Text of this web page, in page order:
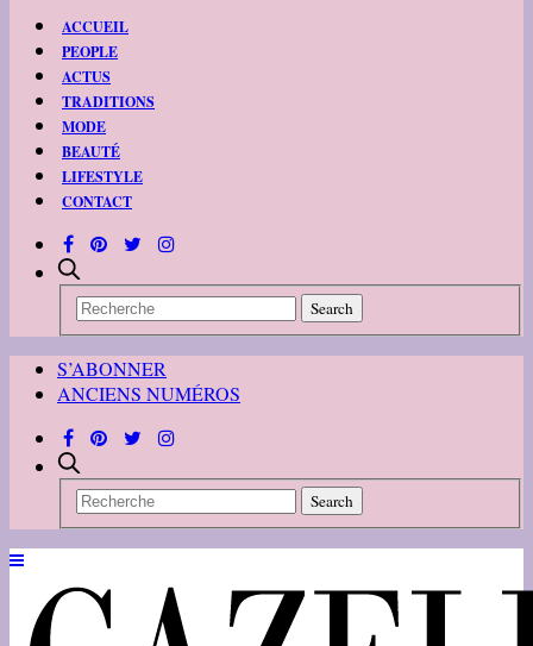
ACCUEIL
PEOPLE
ACTUS
TRADITIONS
MODE
BEAUTÉ
LIFESTYLE
CONTACT
S’ABONNER
ANCIENS NUMÉROS